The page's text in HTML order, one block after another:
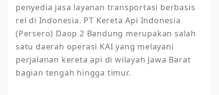
penyedia jasa layanan transportasi berbasis
rel di Indonesia. PT Kereta Api Indonesia
(Persero) Daop 2 Bandung merupakan salah
satu daerah operasi KAI yang melayani
perjalanan kereta api di wilayah Jawa Barat
bagian tengah hingga timur.